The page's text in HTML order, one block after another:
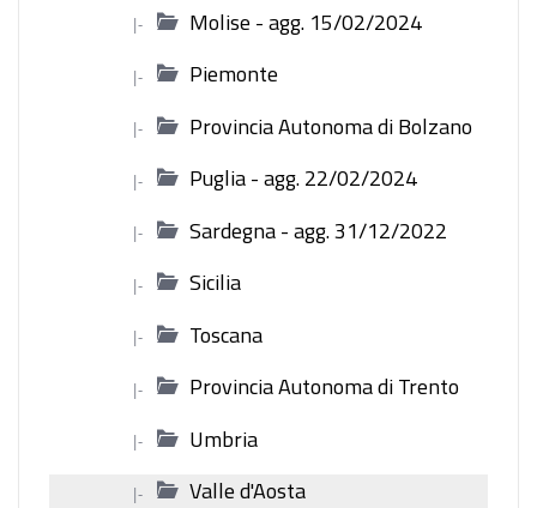
|- Molise - agg. 15/02/2024
|- Piemonte
|- Provincia Autonoma di Bolzano
|- Puglia - agg. 22/02/2024
|- Sardegna - agg. 31/12/2022
|- Sicilia
|- Toscana
|- Provincia Autonoma di Trento
|- Umbria
|- Valle d'Aosta